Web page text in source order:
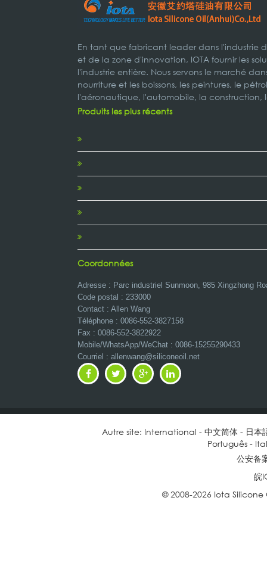
En tant que fabricant leader dans l'industrie
et de la zone d'innovation, IOTA fournir les
l'industrie entière. Nous servons le marché
nourriture et les boissons, les peintures, le
l'aéronautique, l'automobile, la construction,
Produits les plus récents
Coordonnées
Adresse : Parc industriel Sunmoon, 985 Xingzhong
Code postal : 233000
Contact : Allen Wang
Téléphone : 0086-552-3827158
Fax : 0086-552-3822922
Mobile/WhatsApp/WeChat : 0086-15255290433
Courriel : allenwang@siliconeoil.net
Autre site: International - 中文简体- 日本
Português -
公安备
皖
© 2008-2026 Iota Silicone